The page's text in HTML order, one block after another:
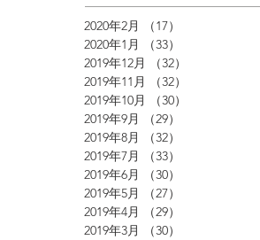
2020年2月 （17）
2020年1月
（33）
2019年12月
（32）
2019年11月
（32）
2019年10月
（30）
2019年9月
（29）
2019年8月
（32）
2019年7月
（33）
2019年6月
（30）
2019年5月
（27）
2019年4月
（29）
2019年3月
（30）